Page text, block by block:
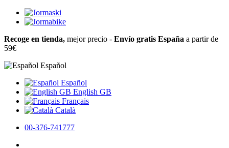
Recoge en tienda, mejor precio - Envío gratis España a partir de
59€
Español
Español
English GB
Français
Català
00-376-741777